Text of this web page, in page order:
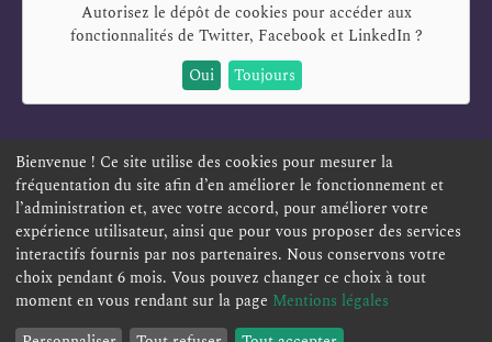
Autorisez le dépôt de cookies pour accéder aux
fonctionnalités de Twitter, Facebook et LinkedIn?
Oui
Toujours
ESPACE PERSONNEL OFFRES D'EMPLOI SIGNALEMENT
TÉLÉSERVICES PLAN DU SITE
ACCESSIBILITÉ POLITIQUE DE CONFIDENTIALITÉ
MENTIONS LÉGALES CONTACT
Bienvenue ! Ce site utilise des cookies pour mesurer la
fréquentation du site afin d’en améliorer le fonctionnement et
l’administration et, avec votre accord, pour améliorer votre
expérience utilisateur, ainsi que pour vous proposer des services
interactifs fournis par nos partenaires. Nous conservons votre
choix pendant 6 mois. Vous pouvez changer ce choix à tout
moment en vous rendant sur la page Mentions légales